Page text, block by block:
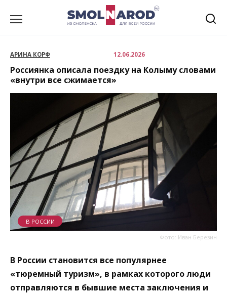
АРИНА КОРФ 12.06.2026
Россиянка описала поездку на Колыму словами
«внутри все сжимается»
Фото: Иван Березин
В РОССИИ
В России становится все популярнее
«тюремный туризм», в рамках которого люди
отправляются в бывшие места заключения и